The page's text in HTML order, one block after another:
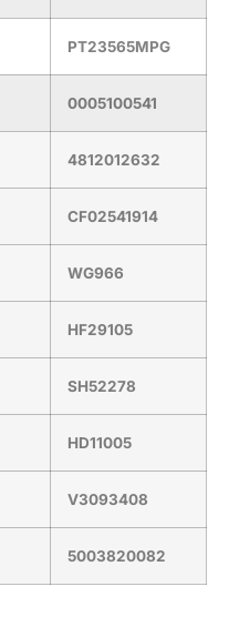
PT23565MPG
0005100541
4812012632
CF02541914
WG966
HF29105
SH52278
HD11005
V3093408
5003820082